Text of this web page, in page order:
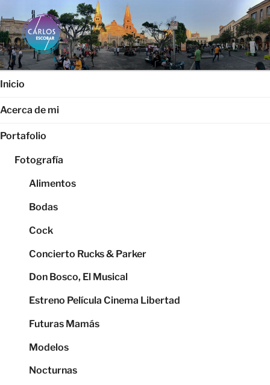
al
contenido
CARLOS ESCOBAR
Página web oficial del fotógrafo, locutor y productor audiovisual
Carlos Escobar
Inicio
Acerca de mi
Portafolio
Fotografía
Alimentos
Bodas
Cock
Concierto Rucks & Parker
Don Bosco, El Musical
Estreno Película Cinema Libertad
Futuras Mamás
Modelos
Nocturnas